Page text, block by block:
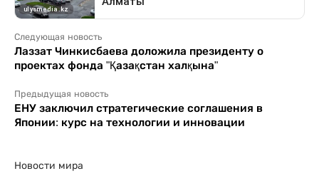
Следующая новость
Лаззат Чинкисбаева доложила президенту о
проектах фонда "Қазақстан халқына"
Предыдущая новость
ЕНУ заключил стратегические соглашения в
Японии: курс на технологии и инновации
Новости мира